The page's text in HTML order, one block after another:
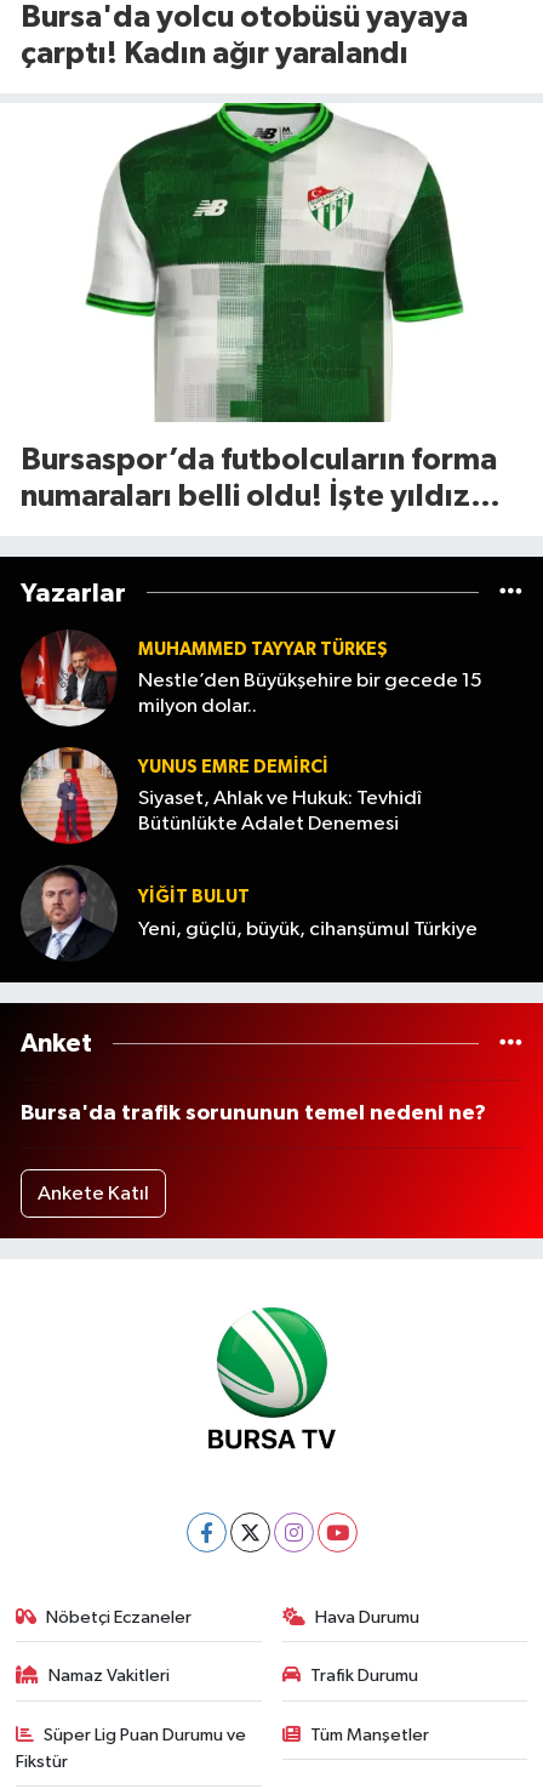
Bursa'da yolcu otobüsü yayaya
çarptı! Kadın ağır yaralandı
Bursaspor’da futbolcuların forma
numaraları belli oldu! İşte yıldız
Yazarlar
MUHAMMED TAYYAR TÜRKEŞ
Nestle’den Büyükşehire bir gecede 15
milyon dolar..
YUNUS EMRE DEMIRCI
Siyaset, Ahlak ve Hukuk: Tevhidî
Bütünlükte Adalet Denemesi
YİĞİT BULUT
Yeni, güçlü, büyük, cihanşümul Türkiye
Anket
Bursa'da trafik sorununun temel nedeni ne?
Ankete Katıl
Nöbetçi Eczaneler Hava Durumu
Namaz Vakitleri Trafik Durumu
Süper Lig Puan Durumu ve
Fikstür
Tüm Manşetler